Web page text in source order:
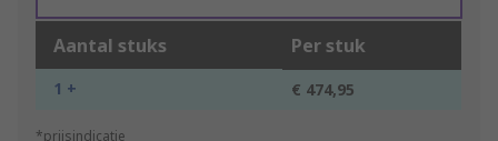
Aantal stuks Per stuk
1 + € 474,95
*prijsindicatie